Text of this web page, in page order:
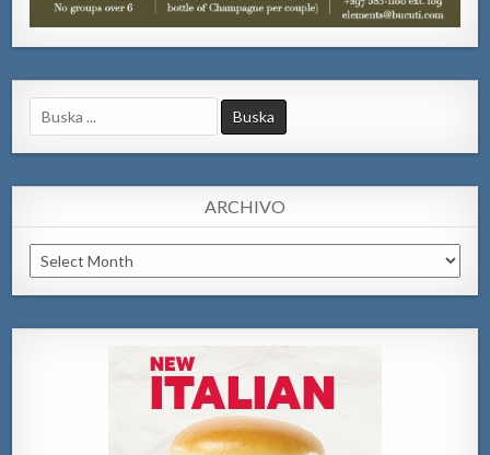
Search
for:
ARCHIVO
Archivo